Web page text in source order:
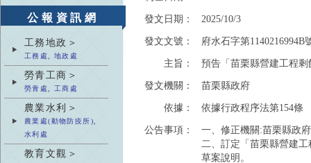
公報資訊網
工務地政＞
工務處, 地政處
勞青工商＞
勞青處, 工商處
農業水利＞
農業處(動物防疫所),
水利處
教育文觀＞
發文日期：
2025/10/3
發文文號：
府水石字第1140216994B
主旨：
預告「苗栗縣營建工程
發文機關：
苗栗縣政府
依據：
依據行政程序法第154條
公告事項：
一、修正機關:苗栗縣政府
二、訂定「苗栗縣營建
草案說明。